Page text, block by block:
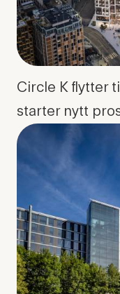
Circle K flytter
starter nytt